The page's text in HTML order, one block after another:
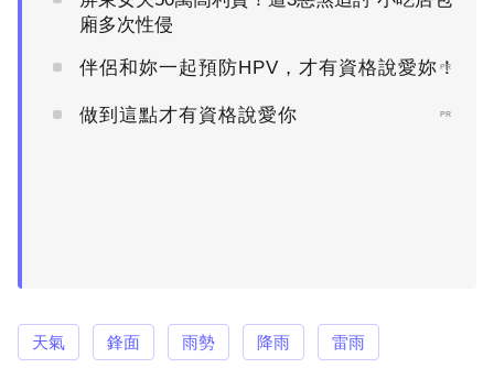
廂多次性侵
伴侶和妳一起預防HPV，才有資格說愛妳！
PR
做到這點才有資格說愛你 PR
天氣 鋒面 雨勢 降雨 雷雨